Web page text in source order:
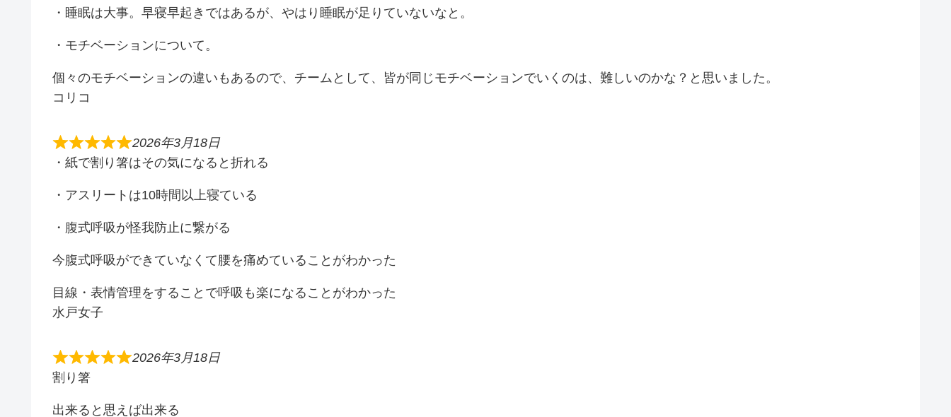
・睡眠は大事。早寝早起きではあるが、やはり睡眠が足りていないなと。
・モチベーションについて。
個々のモチベーションの違いもあるので、チームとして、皆が同じモチベーションでいくのは、難しいのかな？と思いました。
コリコ
2026年3月18日
・紙で割り箸はその気になると折れる
・アスリートは10時間以上寝ている
・腹式呼吸が怪我防止に繋がる
今腹式呼吸ができていなくて腰を痛めていることがわかった
目線・表情管理をすることで呼吸も楽になることがわかった
水戸女子
2026年3月18日
割り箸
出来ると思えば出来る